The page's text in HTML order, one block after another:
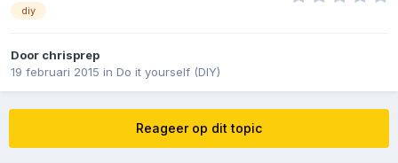
diy
Door chrisprep
19 februari 2015 in Do it yourself (DIY)
Reageer op dit topic